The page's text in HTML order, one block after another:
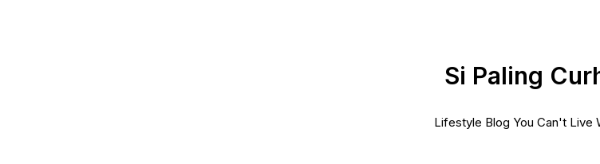
Si Paling
Lifestyle Blog You Can't Live